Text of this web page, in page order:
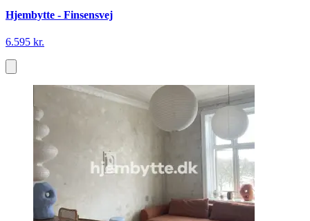
Hjembytte - Finsensvej
6.595 kr.